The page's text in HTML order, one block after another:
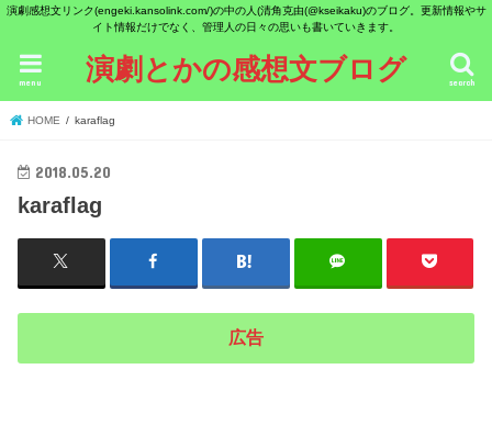
演劇感想文リンク(engeki.kansolink.com/)の中の人(清角克由(@kseikaku)のブログ。更新情報やサ
イト情報だけでなく、管理人の日々の思いも書いていきます。
演劇とかの感想文ブログ search
menu
HOME karaflag
2018.05.20
karaflag
広告